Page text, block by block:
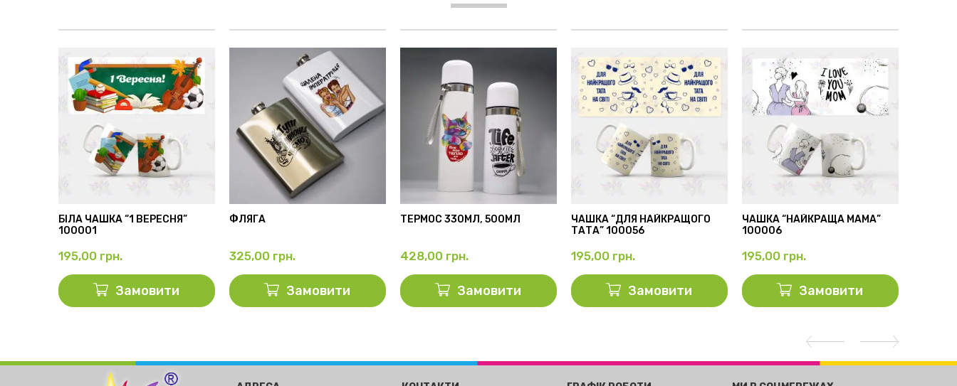
БІЛА ЧАШКА “1 ВЕРЕСНЯ”
100001
195,00 грн.
Замовити
ФЛЯГА
325,00 грн.
Замовити
ТЕРМОС 330МЛ, 500МЛ
428,00 грн.
Замовити
ЧАШКА “ДЛЯ НАЙКРАЩОГО
ТАТА” 100056
195,00 грн.
Замовити
ЧАШКА “НАЙКРАЩА МАМА”
100006
195,00 грн.
Замовити